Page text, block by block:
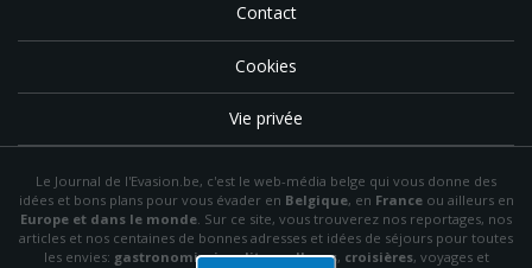
Contact
Cookies
Vie privée
Le Journal de l'Evasion.be, c'est le web-média belge qui vous donne des
idées et bons plans pour vous évader en Belgique, en Franceou ailleurs en
Europe et dans le monde. Sur ce site, vous trouverez nos reportages, nos
articles et nos centaines de bonnes adresses et idées de séjours pour toutes
les envies: gastronomie,insolite,wellness, croisières, voyages et